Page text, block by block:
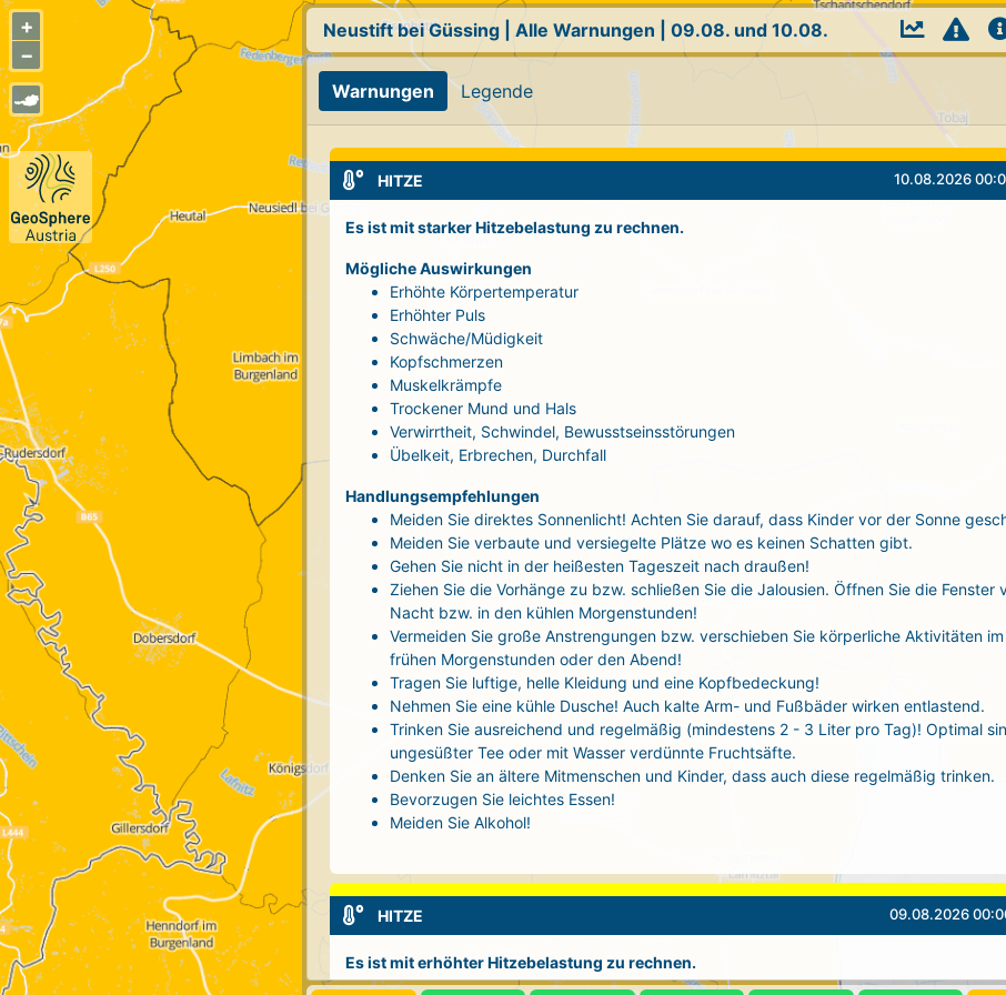
+
−
Neustift bei Güssing Alle Warnungen 09.08. und 10.08.
Warnungen Legende
HITZE 10.08.2026
Es ist mit starker Hitzebelastung zu rechnen.
Mögliche Auswirkungen
Erhöhte Körpertemperatur
Erhöhter Puls
Schwäche/Müdigkeit
Kopfschmerzen
Muskelkrämpfe
Trockener Mund und Hals
Verwirrtheit, Schwindel, Bewusstseinsstörungen
Übelkeit, Erbrechen, Durchfall
Handlungsempfehlungen
Meiden Sie direktes Sonnenlicht! Achten Sie darauf, dass Kinder vor der Sonne
Meiden Sie verbaute und versiegelte Plätze wo es keinen Schatten gibt.
Gehen Sie nicht in der heißesten Tageszeit nach draußen!
Ziehen Sie die Vorhänge zu bzw. schließen Sie die Jalousien. Öffnen Sie die Fenster
Nacht bzw. in den kühlen Morgenstunden!
Vermeiden Sie große Anstrengungen bzw. verschieben Sie körperliche Aktivitäten
frühen Morgenstunden oder den Abend!
Tragen Sie luftige, helle Kleidung und eine Kopfbedeckung!
Nehmen Sie eine kühle Dusche! Auch kalte Arm- und Fußbäder wirken entlastend.
Trinken Sie ausreichend und regelmäßig (mindestens 2 - 3 Liter pro Tag)! Optimal
ungesüßter Tee oder mit Wasser verdünnte Fruchtsäfte.
Denken Sie an ältere Mitmenschen und Kinder, dass auch diese regelmäßig trinken.
Bevorzugen Sie leichtes Essen!
Meiden Sie Alkohol!
HITZE 09.08.2026
Es ist mit erhöhter Hitzebelastung zu rechnen.